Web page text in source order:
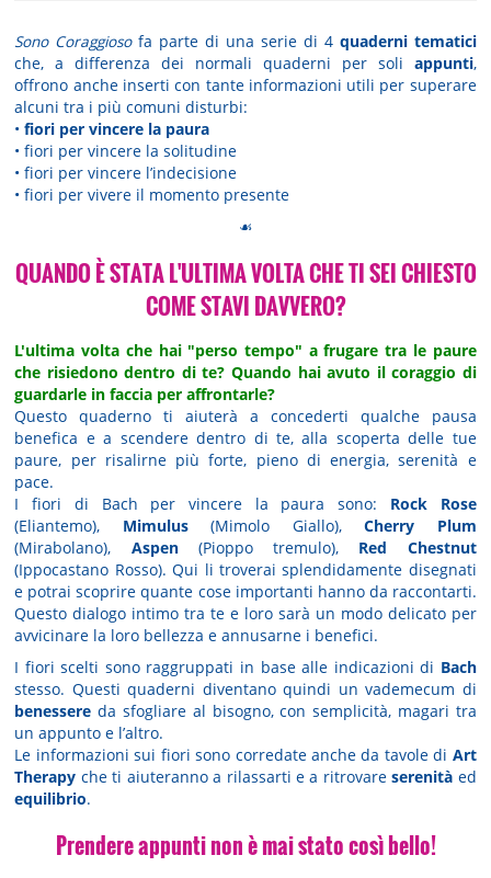
Sono Coraggiosofa parte di una serie di 4 quaderni tematici
che, a differenza dei normali quaderni per soli appunti,
offrono anche inserti con tante informazioni utili per superare
alcuni tra i più comuni disturbi:
•fiori per vincere la paura
• fiori per vincere la solitudine
• fiori per vincere l’indecisione
• fiori per vivere il momento presente
☙
QUANDO È STATA L'ULTIMA VOLTA CHE TI SEI CHIESTO
COME STAVI DAVVERO?
L'ultima volta che hai "perso tempo" a frugare tra le paure
che risiedono dentro di te? Quando hai avuto il coraggio di
guardarle in faccia per affrontarle?
Questo quaderno ti aiuterà a concederti qualche pausa
benefica e a scendere dentro di te, alla scoperta delle tue
paure, per risalirne più forte, pieno di energia, serenità e
pace.
I fiori di Bach per vincere la paura sono: Rock Rose
(Eliantemo), Mimulus(Mimolo Giallo),Cherry Plum
(Mirabolano), Aspen(Pioppo tremulo), Red Chestnut
(Ippocastano Rosso). Qui li troverai splendidamente disegnati
e potrai scoprire quante cose importanti hanno da raccontarti.
Questo dialogo intimo tra te e loro sarà un modo delicato per
avvicinare la loro bellezza e annusarne i benefici.
I fiori scelti sono raggruppati in base alle indicazioni di Bach
stesso. Questi quaderni diventano quindi un vademecum di
benessere da sfogliare al bisogno, con semplicità, magari tra
un appunto e l’altro.
Le informazioni sui fiori sono corredate anche da tavole di Art
Therapy che ti aiuteranno a rilassarti e a ritrovareserenità ed
equilibrio.
Prendere appunti non è mai stato così bello!